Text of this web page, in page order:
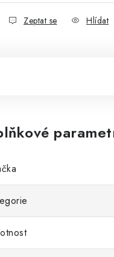
Zeptat se Hlídat